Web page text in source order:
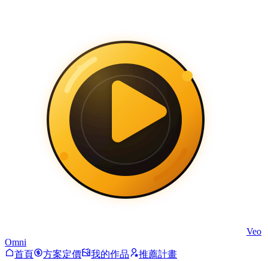
Veo
Omni
首頁
方案定價 我的作品 推薦計畫